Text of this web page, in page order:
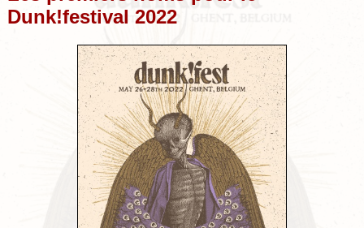
Dunk!festival 2022